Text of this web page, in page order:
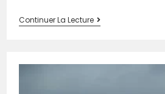
Continuer La Lecture